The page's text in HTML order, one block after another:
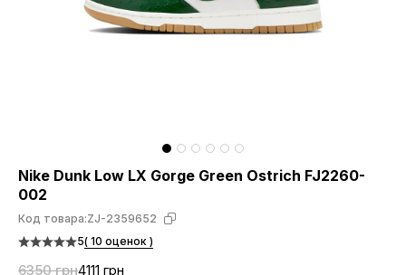
Nike Dunk Low LX Gorge Green Ostrich FJ2260-
002
Код товара:ZJ-2359652
5( 10 оценок )
6350 грн4111 грн